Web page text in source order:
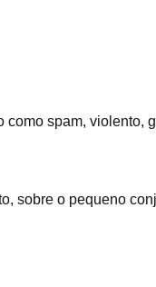
spam,
sobre o pequeno